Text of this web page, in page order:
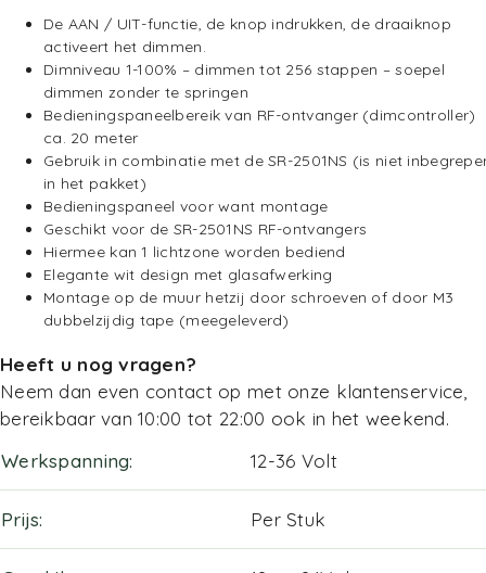
De AAN / UIT-functie, de knop indrukken, de draaiknop
activeert het dimmen.
Dimniveau 1-100% – dimmen tot 256 stappen – soepel
dimmen zonder te springen
Bedieningspaneelbereik van RF-ontvanger (dimcontroller)
ca. 20 meter
Gebruik in combinatie met de SR-2501NS (is niet
in het pakket)
Bedieningspaneel voor want montage
Geschikt voor de SR-2501NS RF-ontvangers
Hiermee kan 1 lichtzone worden bediend
Elegante wit design met glasafwerking
Montage op de muur hetzij door schroeven of door M3
dubbelzijdig tape (meegeleverd)
Heeft u nog vragen?
Neem dan even contact op met onze klantenservice,
bereikbaar van 10:00 tot 22:00 ook in het weekend.
Werkspanning
12-36 Volt
Prijs Per Stuk